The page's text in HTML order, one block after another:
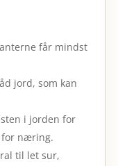
får mindst
jord, som kan
i jorden for
næring.
til let sur,